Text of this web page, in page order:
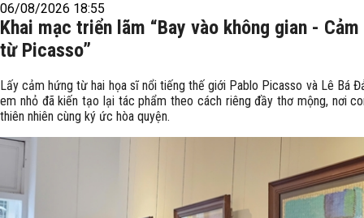
06/08/2026 18:55
Khai mạc triển lãm “Bay vào không gian -
từ Picasso”
Lấy cảm hứng từ hai họa sĩ nổi tiếng thế giới Pablo Picasso và Lê Bá
em nhỏ đã kiến tạo lại tác phẩm theo cách riêng đầy thơ mộng, nơi
thiên nhiên cùng ký ức hòa quyện.